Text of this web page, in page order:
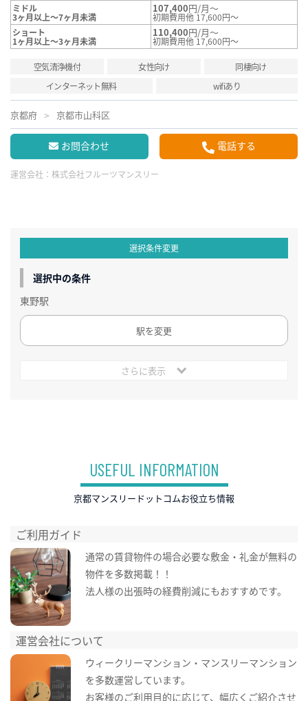
ミドル
3ヶ月以上～7ヶ月未満
107,400円/月～
初期費用他 17,600円～
ショート
1ヶ月以上～3ヶ月未満
110,400円/月～
初期費用他 17,600円～
空気清浄機付 女性向け
同棲向け
インターネット無料
wifiあり
京都府 京都市山科区
お問合わせ 電話する
運営会社： 株式会社フルーツマンスリー
選択条件変更
選択中の条件
東野駅
駅を変更
さらに表示
USEFUL INFORMATION
京都マンスリードットコムお役立ち情報
ご利用ガイド
通常の賃貸物件の場合必要な敷金・礼金が無料の
物件を多数掲載！！
法人様の出張時の経費削減にもおすすめです。
運営会社について
ウィークリーマンション・マンスリーマンション
を多数運営しています。
お客様のご利用目的に応じて、幅広くご紹介させ